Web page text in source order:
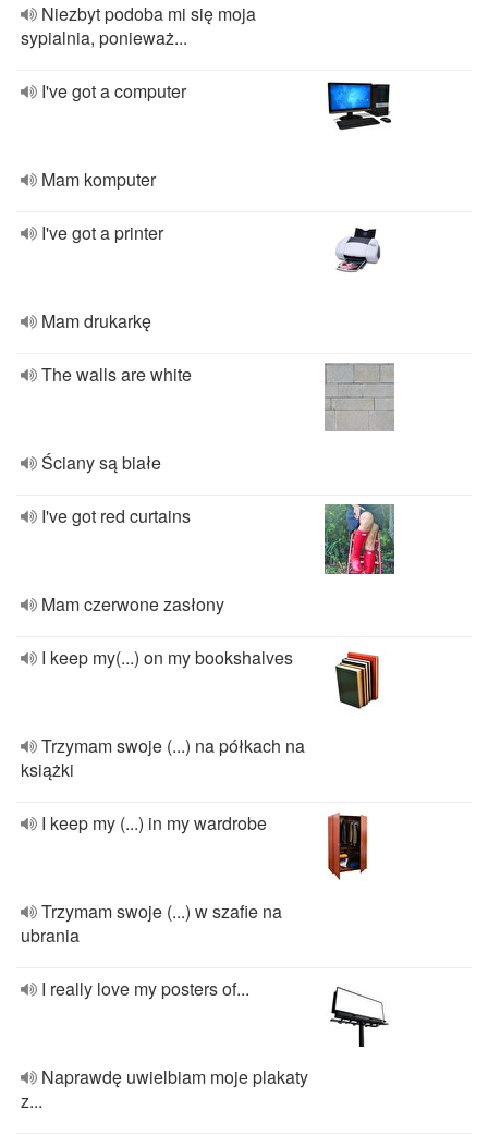
Niezbyt podoba mi się moja
sypialnia, ponieważ...
I've got a computer
Mam komputer
I've got a printer
Mam drukarkę
The walls are white
Ściany są białe
I've got red curtains
Mam czerwone zasłony
I keep my(...) on my bookshalves
Trzymam swoje (...) na półkach na
książki
I keep my (...) in my wardrobe
Trzymam swoje (...) w szafie na
ubrania
I really love my posters of...
Naprawdę uwielbiam moje plakaty
z...